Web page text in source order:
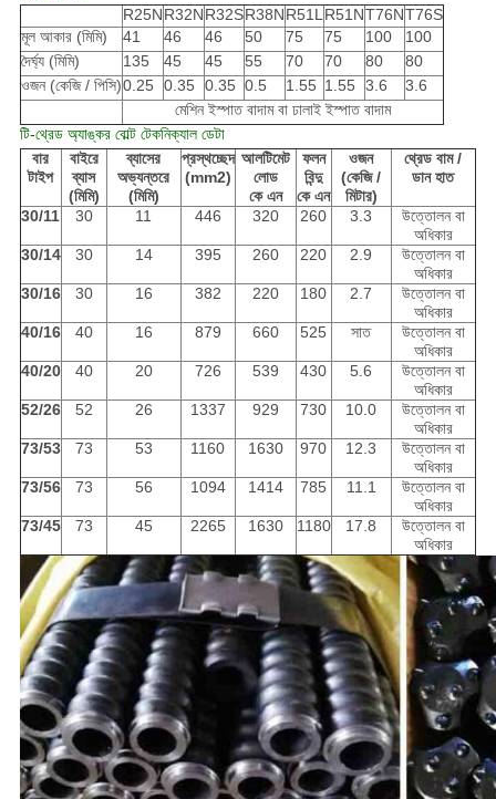
R25NR32NR32SR38NR51L R51NT76NT76S
মূল আকার (মিমি)
41 46 46 50 75 75 100
100
দৈর্ঘ্য (মিমি)
135 45 45 55 70 70 80
80
ওজন (কেজি / পিসি)0.25 0.35 0.35 0.5 1.55 1.55 3.6
3.6
মেশিন ইস্পাত বাদাম বা ঢালাই ইস্পাত বাদাম
টি-থ্রেড অ্যাঙ্কর বোল্ট টেকনিক্যাল ডেটা
বার
টাইপ
বাইরে
ব্যাস
(মিমি)
ব্যাসের
অভ্যন্তরে
(মিমি)
প্রস্থচ্ছেদ
(mm2)
আলটিমেট
লোড
কে এন
ফলন
বিন্দু
কে এন
ওজন
(কেজি /
মিটার)
থ্রেড বাম /
ডান হাত
30/11 30 11 446 320 260 3.3
উত্তোলন বা
অধিকার
30/14
30 14 395 260 220 2.9
উত্তোলন বা
অধিকার
30/16
30 16 382 220 180 2.7
উত্তোলন বা
অধিকার
40/16
40 16 879 660 525 সাত
উত্তোলন বা
অধিকার
40/20
40 20 726 539 430 5.6
উত্তোলন বা
অধিকার
52/26
52 26 1337 929 730 10.0
উত্তোলন বা
অধিকার
73/53
73 53 1160 1630 970 12.3
উত্তোলন বা
অধিকার
73/56
73 56 1094 1414 785 11.1
উত্তোলন বা
অধিকার
73/45
73 45 2265 1630 1180 17.8
উত্তোলন বা
অধিকার